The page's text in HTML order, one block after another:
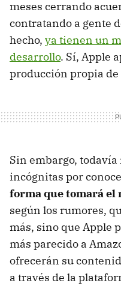
meses cerrando
contratando a gente
hecho, ya tienen un
desarrollo. Sí, Apple
producción propia
Sin embargo,
incógnitas por
forma que tomará el
según los rumores,
más, sino que Apple
más parecido a
ofrecerán su
a través de la